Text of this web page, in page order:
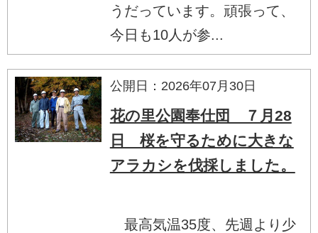
うだっています。頑張って、
今日も10人が参...
公開日：2026年07月30日
花の里公園奉仕団 ７月28
日 桜を守るために大きな
アラカシを伐採しました。
最高気温35度、先週より少